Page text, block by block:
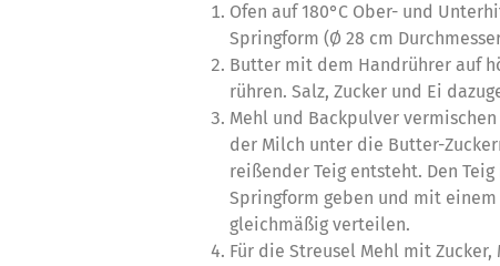
Ofen auf 180°C Ober- und
Springform (Ø 28 cm
Butter mit dem Handrührer auf
rühren. Salz, Zucker und Ei
Mehl und Backpulver
der Milch unter die Butter-
reißender Teig entsteht. Den
Springform geben und mit
gleichmäßig verteilen.
Für die Streusel Mehl mit Zucker,